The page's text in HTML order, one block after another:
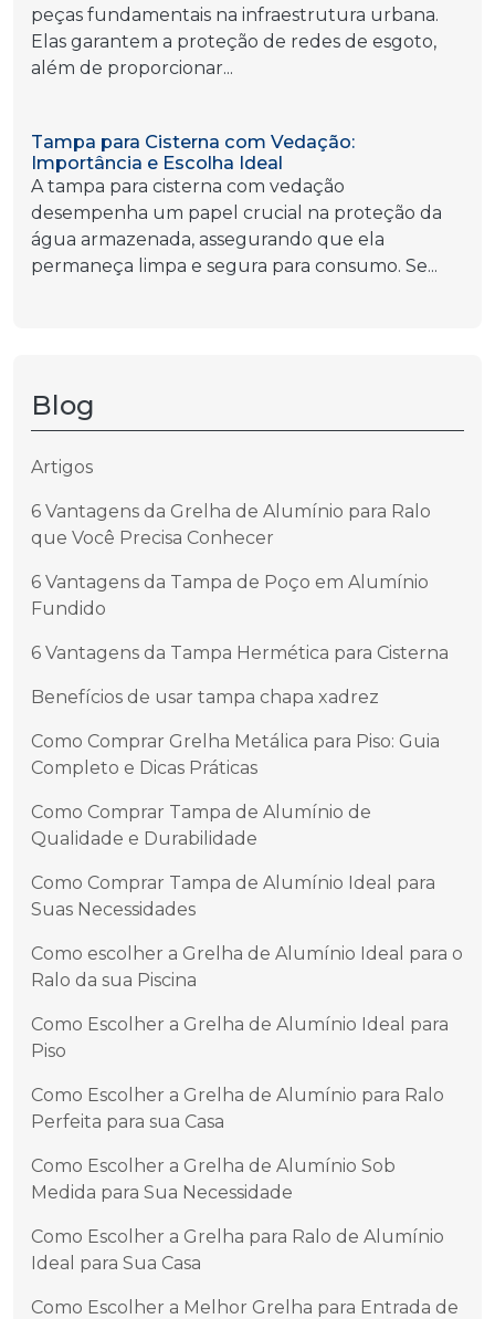
peças fundamentais na infraestrutura urbana.
Elas garantem a proteção de redes de esgoto,
além de proporcionar...
Tampa para Cisterna com Vedação:
Importância e Escolha Ideal
A tampa para cisterna com vedação
desempenha um papel crucial na proteção da
água armazenada, assegurando que ela
permaneça limpa e segura para consumo. Se...
Blog
Artigos
6 Vantagens da Grelha de Alumínio para Ralo
que Você Precisa Conhecer
6 Vantagens da Tampa de Poço em Alumínio
Fundido
6 Vantagens da Tampa Hermética para Cisterna
Benefícios de usar tampa chapa xadrez
Como Comprar Grelha Metálica para Piso: Guia
Completo e Dicas Práticas
Como Comprar Tampa de Alumínio de
Qualidade e Durabilidade
Como Comprar Tampa de Alumínio Ideal para
Suas Necessidades
Como escolher a Grelha de Alumínio Ideal para o
Ralo da sua Piscina
Como Escolher a Grelha de Alumínio Ideal para
Piso
Como Escolher a Grelha de Alumínio para Ralo
Perfeita para sua Casa
Como Escolher a Grelha de Alumínio Sob
Medida para Sua Necessidade
Como Escolher a Grelha para Ralo de Alumínio
Ideal para Sua Casa
Como Escolher a Melhor Grelha para Entrada de